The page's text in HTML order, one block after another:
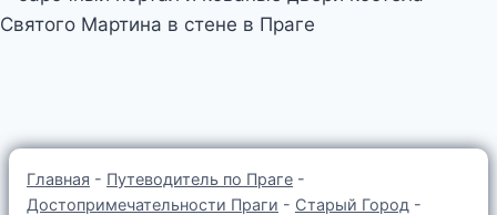
Главная - Путеводитель по Праге -
Достопримечательности Праги - Старый Город -